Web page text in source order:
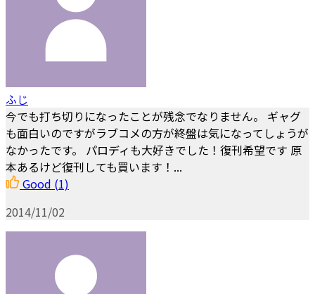
ふじ
今でも打ち切りになったことが残念でなりません。 ギャグ
も面白いのですがラブコメの方が終盤は気になってしょうが
なかったです。 パロディも大好きでした！復刊希望です 原
本あるけど復刊しても買います！...
Good (1)
2014/11/02